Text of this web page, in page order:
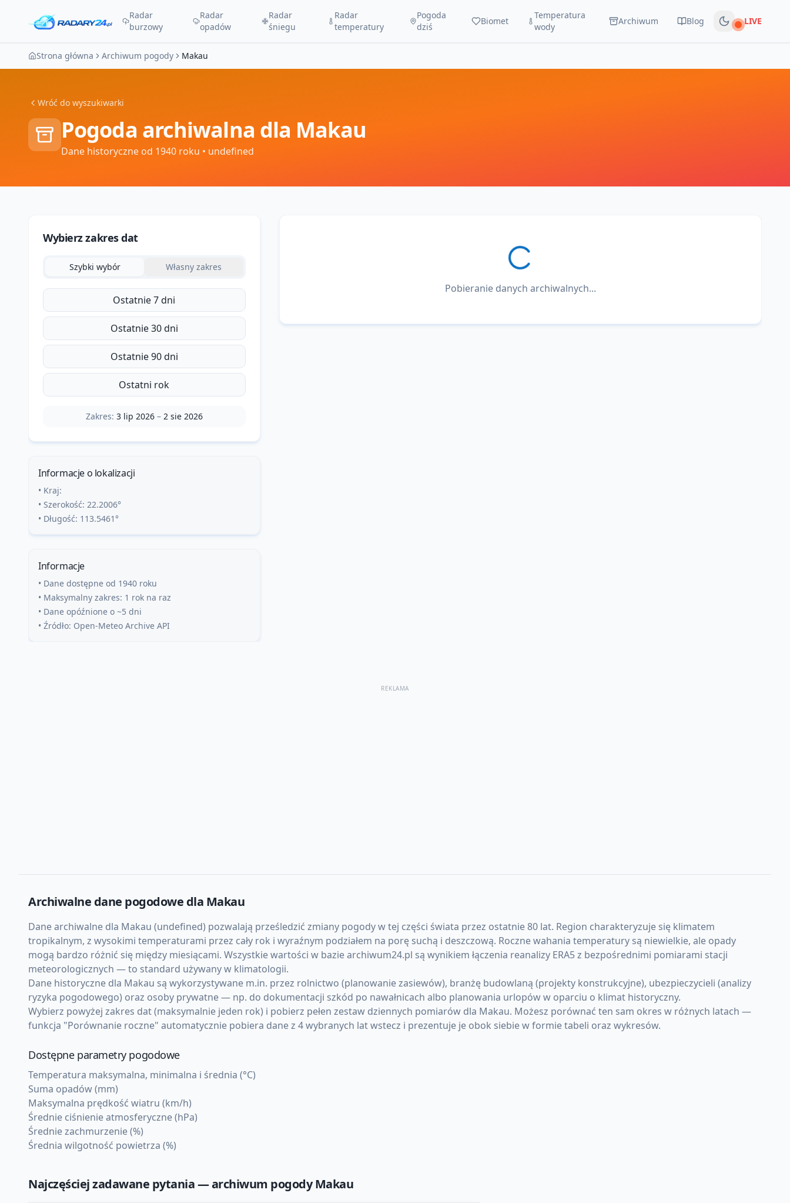
Radar
burzowy
Radar
opadów
Radar
śniegu
Radar
temperatury
Pogoda
dziś
Biomet
Temperatura
wody
Archiwum Blog Na żywo
LIVE
Strona główna Archiwum pogody Makau
Wróć do wyszukiwarki
Pogoda archiwalna dla Makau
Dane historyczne od 1940 roku • undefined
Wybierz zakres dat
Szybki wybór Własny zakres
Ostatnie 7 dni
Ostatnie 30 dni
Ostatnie 90 dni
Ostatni rok
Zakres: 3 lip 2026– 2 sie 2026
Informacje o lokalizacji
• Kraj:
• Szerokość: 22.2006°
• Długość: 113.5461°
Informacje
• Dane dostępne od 1940 roku
• Maksymalny zakres: 1 rok na raz
• Dane opóźnione o ~5 dni
• Źródło: Open-Meteo Archive API
Pobieranie danych archiwalnych...
REKLAMA
Archiwalne dane pogodowe dla Makau
Dane archiwalne dla Makau (undefined) pozwalają prześledzić zmiany pogody w tej części świata przez ostatnie 80 lat. Region charakteryzuje się klimatem
tropikalnym, z wysokimi temperaturami przez cały rok i wyraźnym podziałem na porę suchą i deszczową. Roczne wahania temperatury są niewielkie, ale opady
mogą bardzo różnić się między miesiącami. Wszystkie wartości w bazie archiwum24.pl są wynikiem łączenia reanalizy ERA5 z bezpośrednimi pomiarami stacji
meteorologicznych — to standard używany w klimatologii.
Dane historyczne dla Makau są wykorzystywane m.in. przez rolnictwo (planowanie zasiewów), branżę budowlaną (projekty konstrukcyjne), ubezpieczycieli (analizy
ryzyka pogodowego) oraz osoby prywatne — np. do dokumentacji szkód po nawałnicach albo planowania urlopów w oparciu o klimat historyczny.
Wybierz powyżej zakres dat (maksymalnie jeden rok) i pobierz pełen zestaw dziennych pomiarów dla Makau. Możesz porównać ten sam okres w różnych latach —
funkcja "Porównanie roczne" automatycznie pobiera dane z 4 wybranych lat wstecz i prezentuje je obok siebie w formie tabeli oraz wykresów.
Dostępne parametry pogodowe
Temperatura maksymalna, minimalna i średnia (°C)
Suma opadów (mm)
Maksymalna prędkość wiatru (km/h)
Średnie ciśnienie atmosferyczne (hPa)
Średnie zachmurzenie (%)
Średnia wilgotność powietrza (%)
Najczęściej zadawane pytania — archiwum pogodyMakau